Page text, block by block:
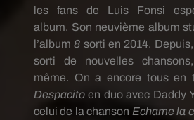
les fans de Luis
Fonsi
album. Son neuvième album
l’album8 sorti en 2014.
sorti de nouvelles
même. On a encore tous en
Despacito en duo avec Daddy
celui de la chanson Echamela